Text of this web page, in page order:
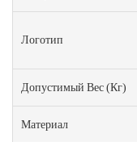
Логотип
Допустимый Вес (кг)
Материал